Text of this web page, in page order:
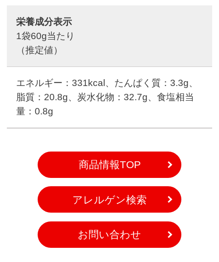
栄養成分表示
1袋60g当たり
（推定値）
エネルギー：331kcal、たんぱく質：3.3g、
脂質：20.8g、炭水化物：32.7g、食塩相当
量：0.8g
商品情報TOP
アレルゲン検索
お問い合わせ